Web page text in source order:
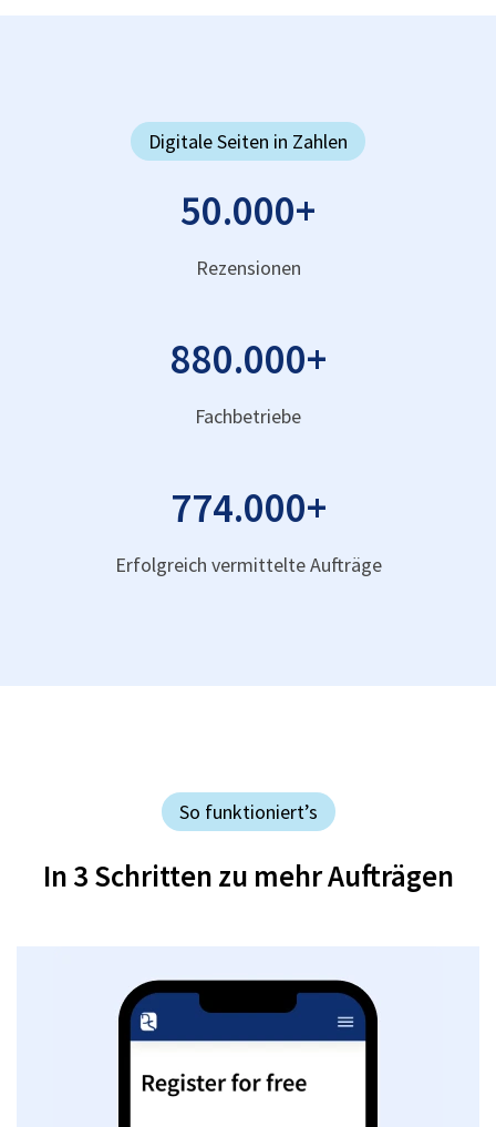
Digitale Seiten in Zahlen
50.000+
Rezensionen
880.000+
Fachbetriebe
774.000+
Erfolgreich vermittelte Aufträge
So funktioniert’s
In 3 Schritten zu mehr Aufträgen